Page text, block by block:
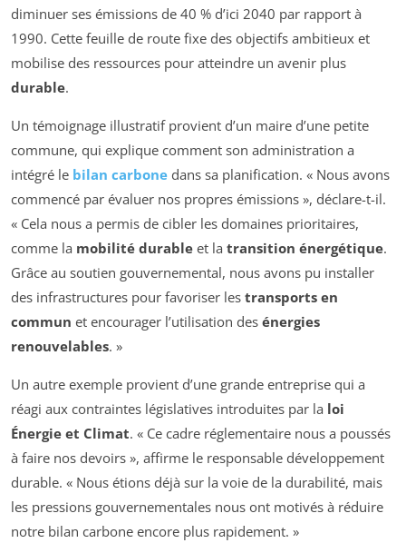
diminuer ses émissions de 40 % d’ici 2040 par rapport à
1990. Cette feuille de route fixe des objectifs ambitieux et
mobilise des ressources pour atteindre un avenir plus
durable.
Un témoignage illustratif provient d’un maire d’une petite
commune, qui explique comment son administration a
intégré le bilan carbone dans sa planification. « Nous avons
commencé par évaluer nos propres émissions », déclare-t-il.
« Cela nous a permis de cibler les domaines prioritaires,
comme la mobilité durable et la transition énergétique.
Grâce au soutien gouvernemental, nous avons pu installer
des infrastructures pour favoriser les transports en
commun et encourager l’utilisation des énergies
renouvelables. »
Un autre exemple provient d’une grande entreprise qui a
réagi aux contraintes législatives introduites par la loi
Énergie et Climat. « Ce cadre réglementaire nous a poussés
à faire nos devoirs », affirme le responsable développement
durable. « Nous étions déjà sur la voie de la durabilité, mais
les pressions gouvernementales nous ont motivés à réduire
notre bilan carbone encore plus rapidement. »